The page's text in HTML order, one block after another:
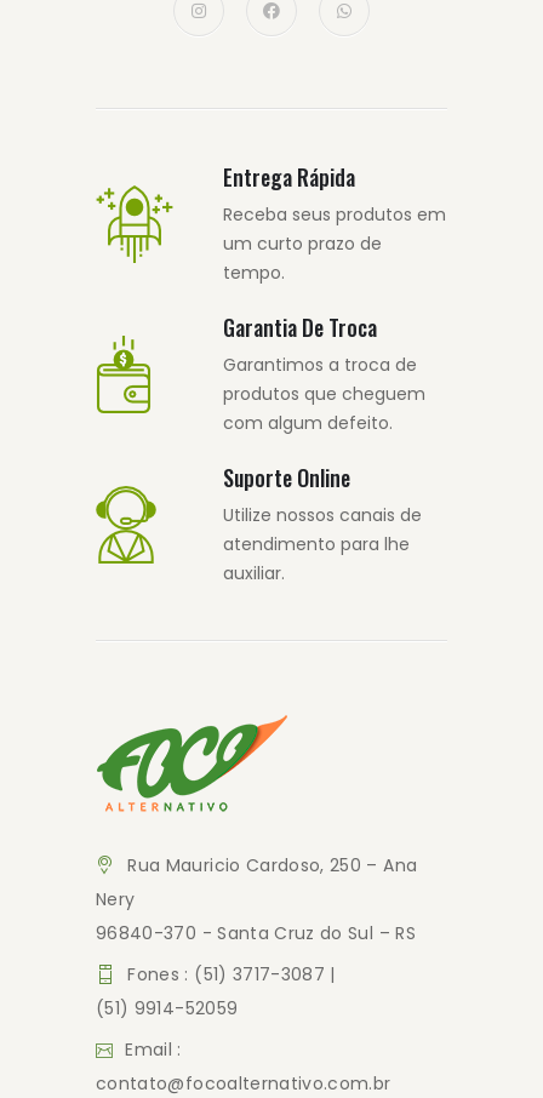
Entrega Rápida
Receba seus produtos em
um curto prazo de
tempo.
Garantia De Troca
Garantimos a troca de
produtos que cheguem
com algum defeito.
Suporte Online
Utilize nossos canais de
atendimento para lhe
auxiliar.
Rua Mauricio Cardoso, 250 – Ana
Nery
96840-370 - Santa Cruz do Sul – RS
Fones : (51) 3717-3087 |
(51) 9914-52059
Email :
contato@focoalternativo.com.br